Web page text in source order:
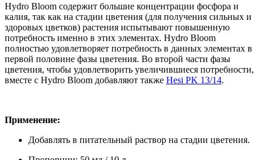
Hydro Bloom содержит большие концентрации фосфора и
калия, так как на стадии цветения (для получения сильных и
здоровых цветков) растения испытывают повышенную
потребность именно в этих элементах. Hydro Bloom
полностью удовлетворяет потребность в данных элементах в
первой половине фазы цветения. Во второй части фазы
цветения, чтобы удовлетворить увеличившиеся потребности,
вместе с Hydro Bloom добавляют также Hesi PK 13/14.
Применение:
Добавлять в питательный раствор на стадии цветения.